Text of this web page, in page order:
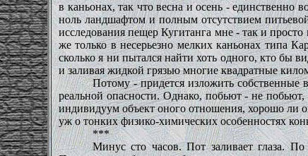
в каньонах, так что весна и осень -
ноль ландшафтом и полным отсутствием
исследования пещер Кугитанга мне - так и
же только в несерьезно мелких каньонах типа
сколько я ни пытался найти хоть одного, кто бы
и заливая жидкой грязью многие квадратные
Потому - придется изложить собственные
реальной опасности. Однако, побьют - не побьют,
индивидуум объект оного отношения, хорошо ли
уж о тонких физико-химических особенностях
***
Минус сто часов. Пот заливает глаза.